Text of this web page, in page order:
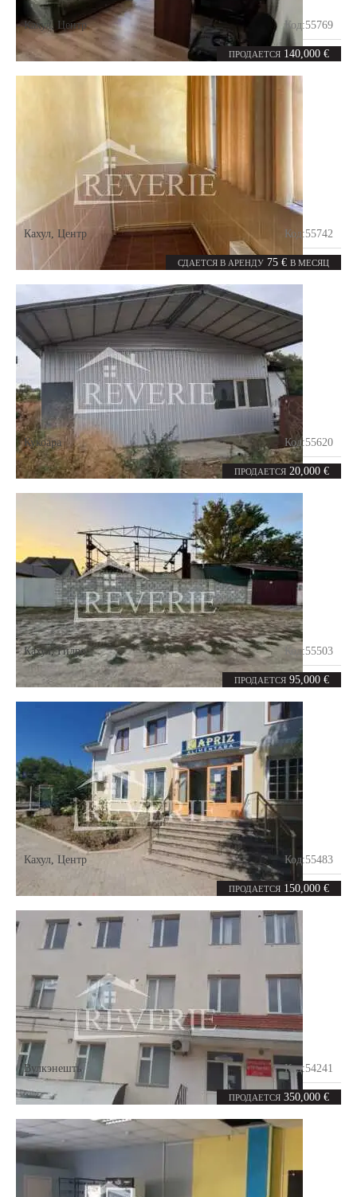
ПРОДАЕТСЯ 140,000 €
Кахул, Центр Код:55769
0 комнат 120 m²
СДАЕТСЯ В АРЕНДУ 75 € В МЕСЯЦ
Кахул Центр Код:55742
комнат 8m²
ПРОДАЕТСЯ 20,000 €
Кукоара Код:55620
0комнат 50m²
ПРОДАЕТСЯ 95,000 €
Кахул,Гидро Код:55503
0комнат 120 m²
ПРОДАЕТСЯ 150,000 €
Кахул Центр Код:55483
118.7 m²
ПРОДАЕТСЯ 350,000 €
Вулкэнешть Код:54241
10 комнат 1000 m²